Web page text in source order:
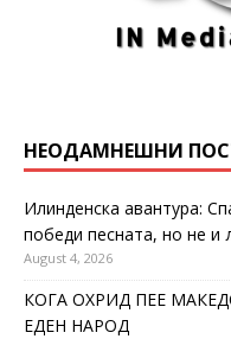
НЕОДАМНЕШНИ
Илинденска авантура:
победи песната, но не и
August 4, 2026
КОГА ОХРИД ПЕЕ
ЕДЕН НАРОД